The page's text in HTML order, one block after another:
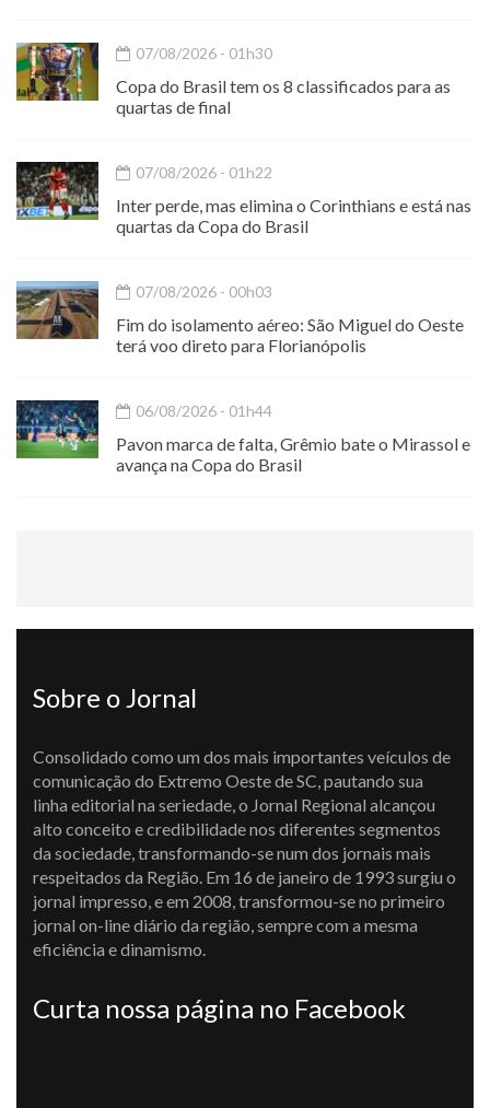
07/08/2026 - 01h30
Copa do Brasil tem os 8 classificados para as
quartas de final
07/08/2026 - 01h22
Inter perde, mas elimina o Corinthians e está nas
quartas da Copa do Brasil
07/08/2026 - 00h03
Fim do isolamento aéreo: São Miguel do Oeste
terá voo direto para Florianópolis
06/08/2026 - 01h44
Pavon marca de falta, Grêmio bate o Mirassol e
avança na Copa do Brasil
Sobre o Jornal
Consolidado como um dos mais importantes veículos de
comunicação do Extremo Oeste de SC, pautando sua
linha editorial na seriedade, o Jornal Regional alcançou
alto conceito e credibilidade nos diferentes segmentos
da sociedade, transformando-se num dos jornais mais
respeitados da Região. Em 16 de janeiro de 1993 surgiu o
jornal impresso, e em 2008, transformou-se no primeiro
jornal on-line diário da região, sempre com a mesma
eficiência e dinamismo.
Curta nossa página no Facebook